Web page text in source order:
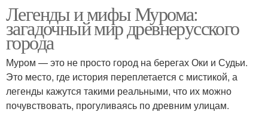
Легенды и мифы Мурома:
загадочный мир древнерусского
города
Муром — это не просто город на берегах Оки и Судьи.
Это место, где история переплетается с мистикой, а
легенды кажутся такими реальными, что их можно
почувствовать, прогуливаясь по древним улицам.